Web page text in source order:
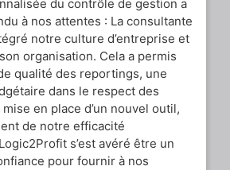
du contrôle de gestion a
à nos attentes : La consultante
notre culture d’entreprise et
organisation. Cela a permis
qualité des reportings, une
dans le respect des
en place d’un nouvel outil,
de notre efficacité
s’est avéré être un
pour fournir à nos